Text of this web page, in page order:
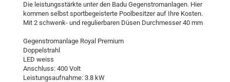
Die leistungsstärkte unter den Badu Gegenstromanlagen. Hier
kommen selbst sportbegeisterte Poolbesitzer auf Ihre Kosten.
Mit 2 schwenk- und regulierbaren Düsen Durchmesser 40 mm
Gegenstromanlage Royal Premium
Doppelstrahl
LED weiss
Anschluss: 400 Volt
Leistungsaufnahme: 3.8 kW